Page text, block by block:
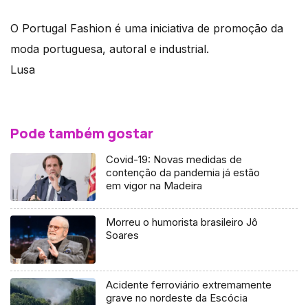
O Portugal Fashion é uma iniciativa de promoção da
moda portuguesa, autoral e industrial.
Lusa
Pode também gostar
Covid-19: Novas medidas de
contenção da pandemia já estão
em vigor na Madeira
Morreu o humorista brasileiro Jô
Soares
Acidente ferroviário extremamente
grave no nordeste da Escócia